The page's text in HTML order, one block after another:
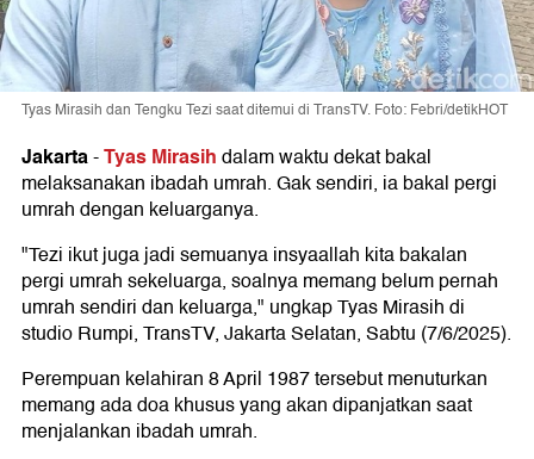
Tyas Mirasih dan Tengku Tezi saat ditemui di TransTV. Foto: Febri/detikHOT
Jakarta-Tyas Mirasihdalam waktu dekat bakal
melaksanakan ibadah umrah. Gak sendiri, ia bakal pergi
umrah dengan keluarganya.
"Tezi ikut juga jadi semuanya insyaallah kita bakalan
pergi umrah sekeluarga, soalnya memang belum pernah
umrah sendiri dan keluarga," ungkap Tyas Mirasih di
studio Rumpi, TransTV, Jakarta Selatan, Sabtu (7/6/2025).
Perempuan kelahiran 8 April 1987 tersebut menuturkan
memang ada doa khusus yang akan dipanjatkan saat
menjalankan ibadah umrah.